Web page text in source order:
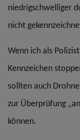
niedrigschwelliger
nicht
Wenn ich als
Kennzeichen
sollten auch
zur Überprüfung
können.